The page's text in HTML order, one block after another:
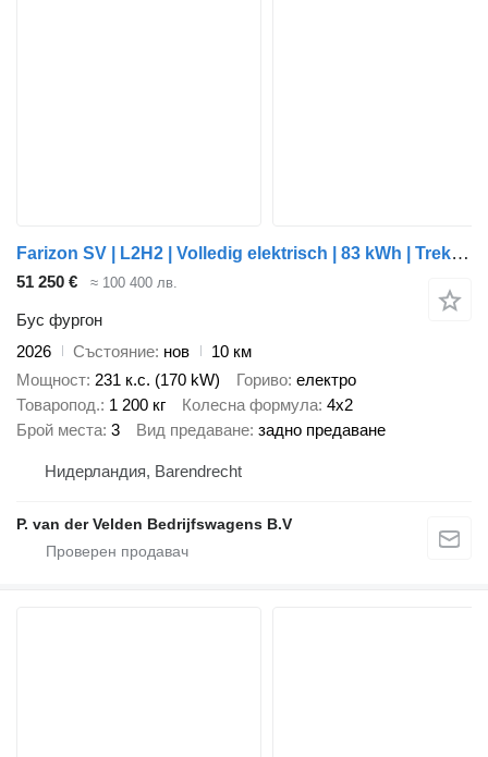
Farizon SV | L2H2 | Volledig elektrisch | 83 kWh | Trekhaak 2.000 kg | a
51 250 € ≈ 100 400 лв.
Бус фургон
2026
Състояние нов
10 км
Мощност 231 к.с. (170 kW) Гориво електро
Товаропод. 1 200 кг Колесна формула 4x2
Брой места 3 Вид предаване задно предаване
Нидерландия, Barendrecht
P. van der Velden Bedrijfswagens B.V